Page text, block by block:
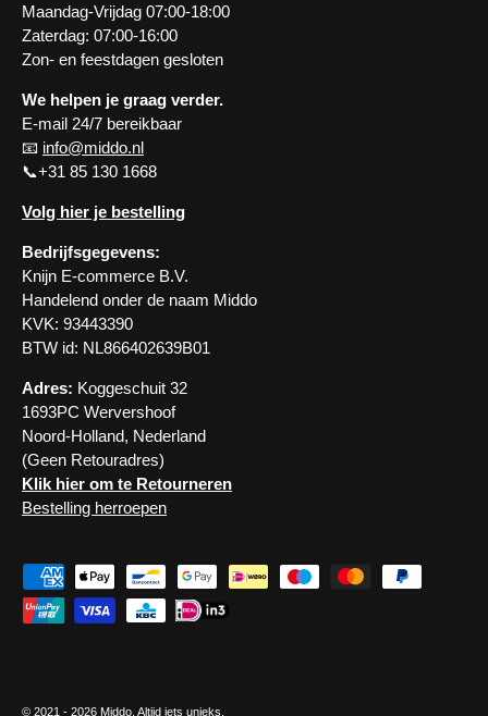
Maandag-Vrijdag 07:00-18:00
Zaterdag: 07:00-16:00
Zon- en feestdagen gesloten
We helpen je graag verder.
E-mail 24/7 bereikbaar
📧 info@middo.nl
📞+31 85 130 1668
Volg hier je bestelling
Bedrijfsgegevens:
Knijn E-commerce B.V.
Handelend onder de naam Middo
KVK: 93443390
BTW id: NL866402639B01
Adres: Koggeschuit 32
1693PC Wervershoof
Noord-Holland, Nederland
(Geen Retouradres)
Klik hier om te Retourneren
Bestelling herroepen
Geaccepteerde betaalmethoden
© 2021 - 2026 Middo . Altijd iets unieks.